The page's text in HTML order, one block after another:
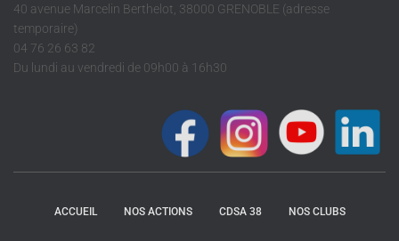
40 avenue Marcelin Berthelot, 38000 GRENOBLE (adresse
temporaire)
04 76 26 63 82
Du lundi au vendredi de 09h00 à 16h30
ACCUEIL NOS ACTIONS CDSA 38 NOS CLUBS